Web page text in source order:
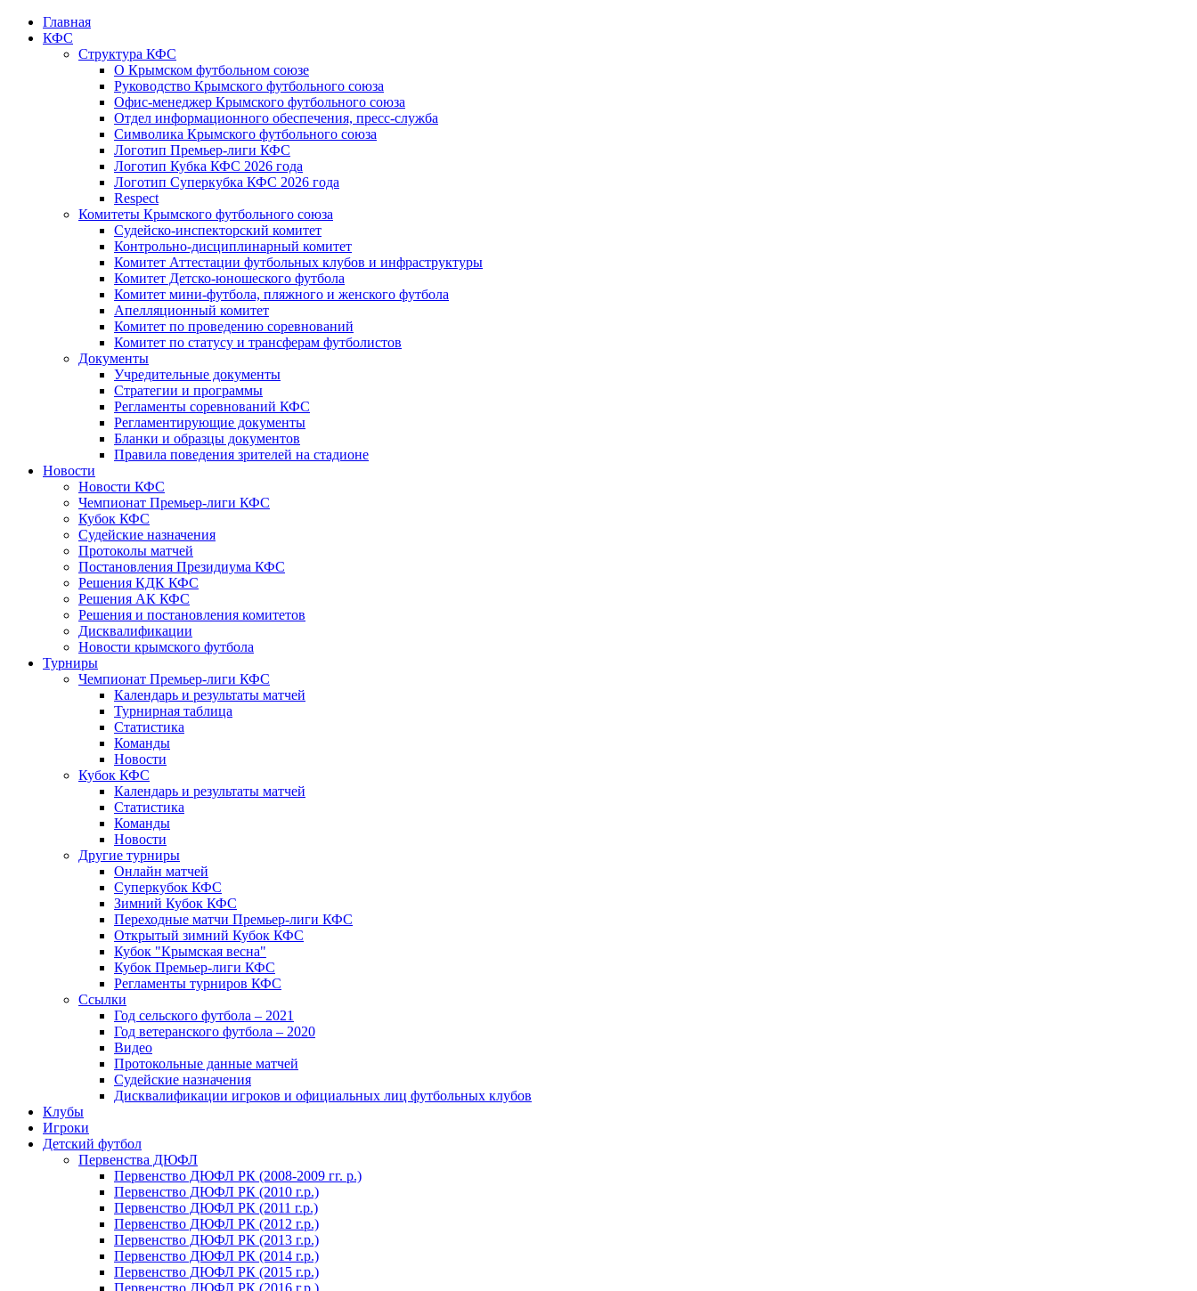
Главная
КФС
Структура КФС
О Крымском футбольном союзе
Руководство Крымского футбольного союза
Офис-менеджер Крымского футбольного союза
Отдел информационного обеспечения, пресс-служба
Символика Крымского футбольного союза
Логотип Премьер-лиги КФС
Логотип Кубка КФС 2026 года
Логотип Суперкубка КФС 2026 года
Respect
Комитеты Крымского футбольного союза
Судейско-инспекторский комитет
Контрольно-дисциплинарный комитет
Комитет Аттестации футбольных клубов и инфраструктуры
Комитет Детско-юношеского футбола
Комитет мини-футбола, пляжного и женского футбола
Апелляционный комитет
Комитет по проведению соревнований
Комитет по статусу и трансферам футболистов
Документы
Учредительные документы
Стратегии и программы
Регламенты соревнований КФС
Регламентирующие документы
Бланки и образцы документов
Правила поведения зрителей на стадионе
Новости
Новости КФС
Чемпионат Премьер-лиги КФС
Кубок КФС
Судейские назначения
Протоколы матчей
Постановления Президиума КФС
Решения КДК КФС
Решения АК КФС
Решения и постановления комитетов
Дисквалификации
Новости крымского футбола
Турниры
Чемпионат Премьер-лиги КФС
Календарь и результаты матчей
Турнирная таблица
Статистика
Команды
Новости
Кубок КФС
Календарь и результаты матчей
Статистика
Команды
Новости
Другие турниры
Онлайн матчей
Суперкубок КФС
Зимний Кубок КФС
Переходные матчи Премьер-лиги КФС
Открытый зимний Кубок КФС
Кубок "Крымская весна"
Кубок Премьер-лиги КФС
Регламенты турниров КФС
Ссылки
Год сельского футбола – 2021
Год ветеранского футбола – 2020
Видео
Протокольные данные матчей
Судейские назначения
Дисквалификации игроков и официальных лиц футбольных клубов
Клубы
Игроки
Детский футбол
Первенства ДЮФЛ
Первенство ДЮФЛ РК (2008-2009 гг. р.)
Первенство ДЮФЛ РК (2010 г.р.)
Первенство ДЮФЛ РК (2011 г.р.)
Первенство ДЮФЛ РК (2012 г.р.)
Первенство ДЮФЛ РК (2013 г.р.)
Первенство ДЮФЛ РК (2014 г.р.)
Первенство ДЮФЛ РК (2015 г.р.)
Первенство ДЮФЛ РК (2016 г.р.)